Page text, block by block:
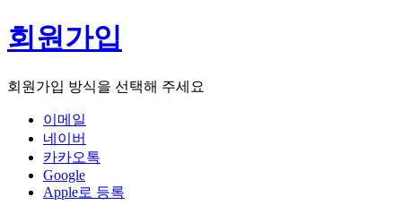
회원가입
회원가입 방식을 선택해 주세요
이메일
네이버
카카오톡
Google
Apple로 등록